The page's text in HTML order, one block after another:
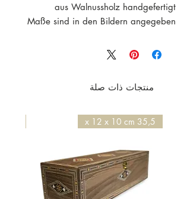
aus Walnussholz handgefertigt
Maße sind in den Bildern angegeben
منتجات ذات صلة
35,5 x 12 x 10 cm